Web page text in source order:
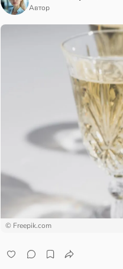
Автор
© Freepik.com